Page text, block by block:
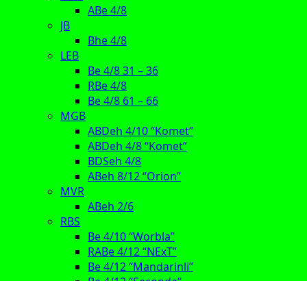
ABe 4/8
JB
Bhe 4/8
LEB
Be 4/8 31 – 36
RBe 4/8
Be 4/8 61 – 66
MGB
ABDeh 4/10 “Komet”
ABDeh 4/8 “Komet”
BDSeh 4/8
ABeh 8/12 “Orion”
MVR
ABeh 2/6
RBS
Be 4/10 “Worbla”
RABe 4/12 “NExT”
Be 4/12 “Mandarinli”